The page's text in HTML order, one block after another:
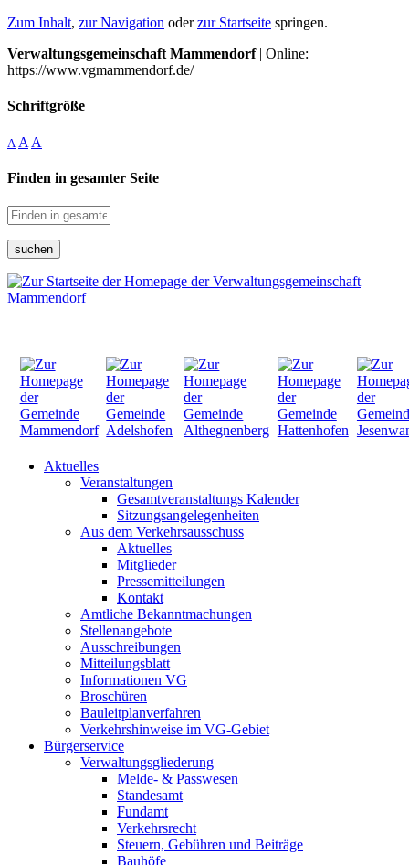
Zum Inhalt, zur Navigation oderzur Startseite springen.
Verwaltungsgemeinschaft Mammendorf| Online:
https://www.vgmammendorf.de/
Schriftgröße
A A A
Finden in gesamter Seite
suchen
Aktuelles
Veranstaltungen
Gesamtveranstaltungs Kalender
Sitzungsangelegenheiten
Aus dem Verkehrsausschuss
Aktuelles
Mitglieder
Pressemitteilungen
Kontakt
Amtliche Bekanntmachungen
Stellenangebote
Ausschreibungen
Mitteilungsblatt
Informationen VG
Broschüren
Bauleitplanverfahren
Verkehrshinweise im VG-Gebiet
Bürgerservice
Verwaltungsgliederung
Melde- & Passwesen
Standesamt
Fundamt
Verkehrsrecht
Steuern, Gebühren und Beiträge
Bauhöfe